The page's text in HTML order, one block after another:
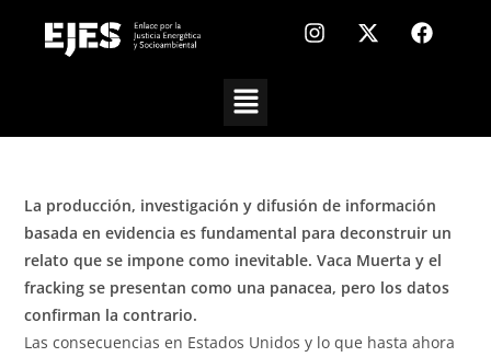
La producción, investigación y difusión de información
basada en evidencia es fundamental para deconstruir un
relato que se impone como inevitable. Vaca Muerta y el
fracking se presentan como una panacea, pero los datos
confirman la contrario.
Las consecuencias en Estados Unidos y lo que hasta ahora